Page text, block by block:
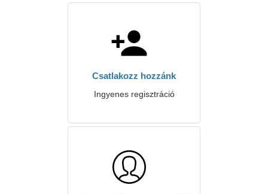
Csatlakozz hozzánk
Ingyenes regisztráció